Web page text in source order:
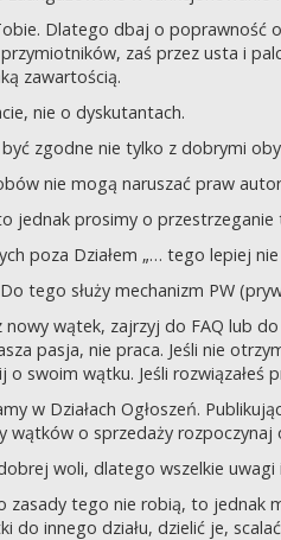
Dlatego dbaj o
zaś przez usta i
zawartością.
nie o dyskutantach.
zgodne nie tylko z dobrymi
nie mogą naruszać praw
jednak prosimy o
poza Działem „… tego lepiej
tego służy mechanizm PW
nowy wątek, zajrzyj do FAQ lub
pasja, nie praca. Jeśli nie
o swoim wątku. Jeśli
w Działach Ogłoszeń.
wątków o sprzedaży
woli, dlatego wszelkie
tego nie robią, to jednak
do innego działu, dzielić je,